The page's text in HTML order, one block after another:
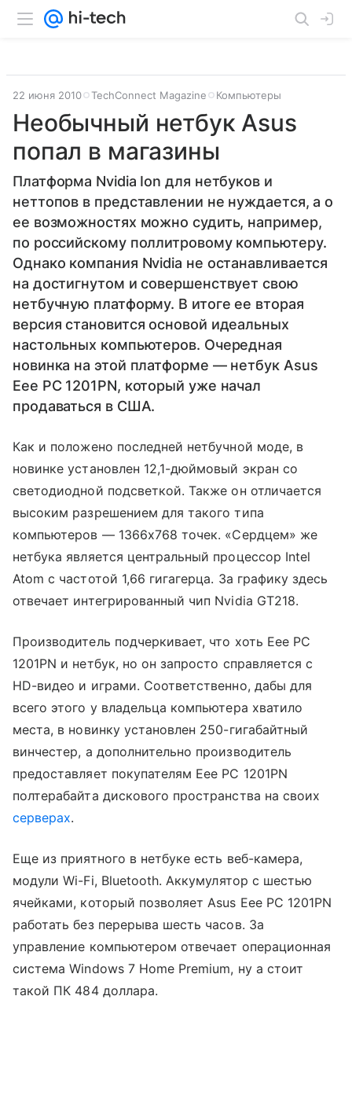
22 июня 2010 TechConnect Magazine Компьютеры
Необычный нетбук Asus
попал в магазины
Платформа Nvidia Ion для нетбуков и
неттопов в представлении не нуждается, а о
ее возможностях можно судить, например,
по российскому поллитровому компьютеру.
Однако компания Nvidia не останавливается
на достигнутом и совершенствует свою
нетбучную платформу. В итоге ее вторая
версия становится основой идеальных
настольных компьютеров. Очередная
новинка на этой платформе — нетбук Asus
Eee PC 1201PN, который уже начал
продаваться в США.
Как и положено последней нетбучной моде, в
новинке установлен 12,1-дюймовый экран со
светодиодной подсветкой. Также он отличается
высоким разрешением для такого типа
компьютеров — 1366х768 точек. «Сердцем» же
нетбука является центральный процессор Intel
Atom с частотой 1,66 гигагерца. За графику здесь
отвечает интегрированный чип Nvidia GT218.
Производитель подчеркивает, что хоть Eee PC
1201PN и нетбук, но он запросто справляется с
HD-видео и играми. Соответственно, дабы для
всего этого у владельца компьютера хватило
места, в новинку установлен 250-гигабайтный
винчестер, а дополнительно производитель
предоставляет покупателям Eee PC 1201PN
полтерабайта дискового пространства на своих
серверах.
Еще из приятного в нетбуке есть веб-камера,
модули Wi-Fi, Bluetooth. Аккумулятор с шестью
ячейками, который позволяет Asus Eee PC 1201PN
работать без перерыва шесть часов. За
управление компьютером отвечает операционная
система Windows 7 Home Premium, ну а стоит
такой ПК 484 доллара.